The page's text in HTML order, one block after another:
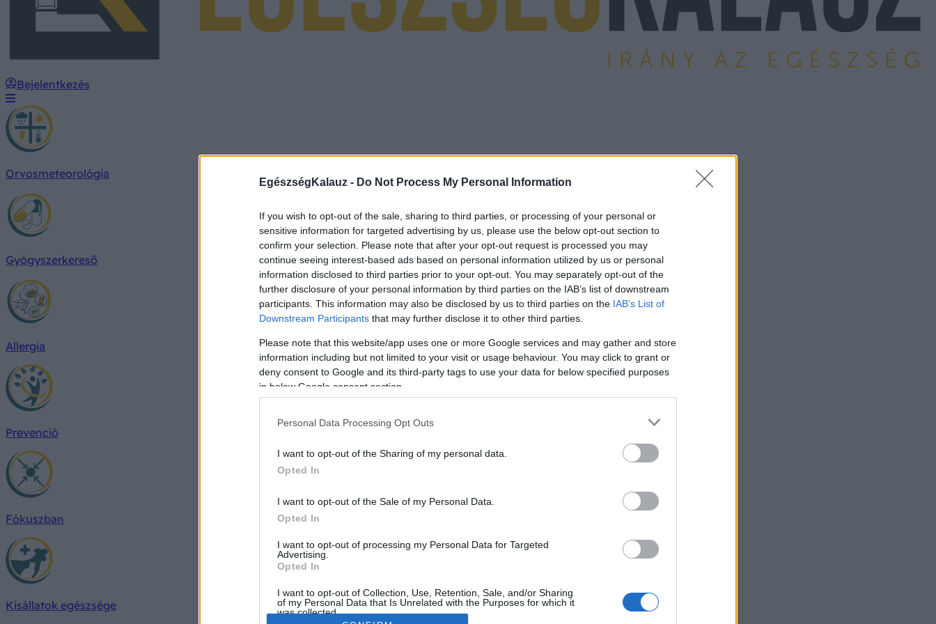
EgészségKalauz - Do Not Process My Personal Information
If you wish to opt-out of the sale, sharing to third parties, or processing of your personal or
sensitive information for targeted advertising by us, please use the below opt-out section to
confirm your selection. Please note that after your opt-out request is processed you may
continue seeing interest-based ads based on personal information utilized by us or personal
information disclosed to third parties prior to your opt-out. You may separately opt-out of the
further disclosure of your personal information by third parties on the IAB’s list of downstream
participants. This information may also be disclosed by us to third parties on the IAB’s List of
Downstream Participants that may further disclose it to other third parties.
Please note that this website/app uses one or more Google services and may gather and store
information including but not limited to your visit or usage behaviour. You may click to grant or
deny consent to Google and its third-party tags to use your data for below specified purposes
in below Google consent section.
Personal Data Processing Opt Outs
I want to opt-out of the Sharing of my personal data.
Opted In
I want to opt-out of the Sale of my Personal Data.
Opted In
I want to opt-out of processing my Personal Data for Targeted
Advertising.
Opted In
I want to opt-out of Collection, Use, Retention, Sale, and/or Sharing
of my Personal Data that Is Unrelated with the Purposes for which it
was collected.
Bejelentkezés
Orvosmeteorológia
Gyógyszerkereső
Allergia
Prevenció
Fókuszban
Kisállatok egészsége